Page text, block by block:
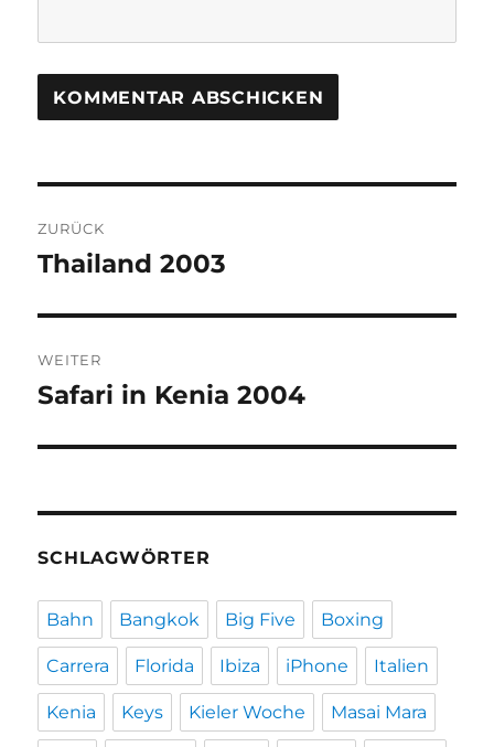
ZURÜCK
Vorheriger
Thailand 2003
WEITER
Nächster
Safari in Kenia 2004
SCHLAGWÖRTER
Bahn Bangkok Big Five Boxing
Carrera Florida Ibiza iPhone Italien
Kenia Keys Kieler Woche Masai Mara